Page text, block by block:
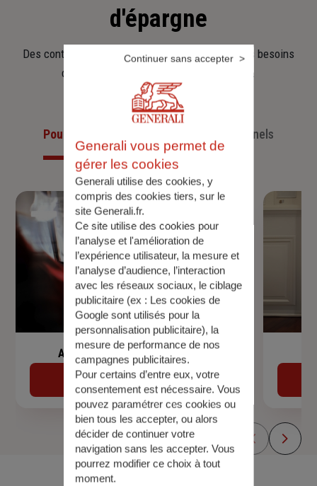
d'épargne
Des contrats clairs et flexibles pour sécuriser vos besoins
d’aujourd’hui et anticiper ceux de demain.
Pour les particuliers Pour les professionnels
Assurance de prêt immobilier
Découvrir
Generali vous permet de
gérer les cookies
Generali utilise des cookies, y
compris des cookies tiers, sur le
site Generali.fr.
Ce site utilise des cookies pour
l’analyse et l'amélioration de
l’expérience utilisateur, la mesure et
l’analyse d’audience, l’interaction
avec les réseaux sociaux, le ciblage
publicitaire (ex : Les cookies de
Google sont utilisés pour la
personnalisation publicitaire), la
mesure de performance de nos
campagnes publicitaires.
Pour certains d’entre eux, votre
consentement est nécessaire. Vous
pouvez paramétrer ces cookies ou
bien tous les accepter, ou alors
décider de continuer votre
navigation sans les accepter. Vous
pourrez modifier ce choix à tout
moment.
Continuer sans accepter